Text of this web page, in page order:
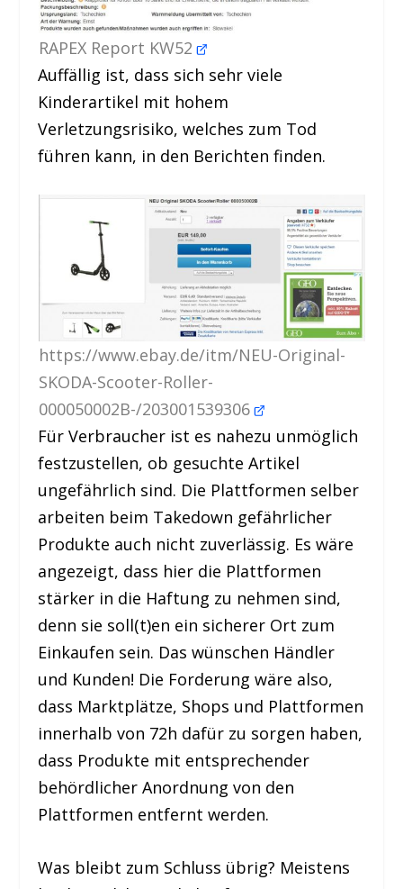
RAPEX Report KW52
Auffällig ist, dass sich sehr viele
Kinderartikel mit hohem
Verletzungsrisiko, welches zum Tod
führen kann, in den Berichten finden.
https://www.ebay.de/itm/NEU-Original-
SKODA-Scooter-Roller-
000050002B-/203001539306
Für Verbraucher ist es nahezu unmöglich
festzustellen, ob gesuchte Artikel
ungefährlich sind. Die Plattformen selber
arbeiten beim Takedown gefährlicher
Produkte auch nicht zuverlässig. Es wäre
angezeigt, dass hier die Plattformen
stärker in die Haftung zu nehmen sind,
denn sie soll(t)en ein sicherer Ort zum
Einkaufen sein. Das wünschen Händler
und Kunden! Die Forderung wäre also,
dass Marktplätze, Shops und Plattformen
innerhalb von 72h dafür zu sorgen haben,
dass Produkte mit entsprechender
behördlicher Anordnung von den
Plattformen entfernt werden.
Was bleibt zum Schluss übrig? Meistens